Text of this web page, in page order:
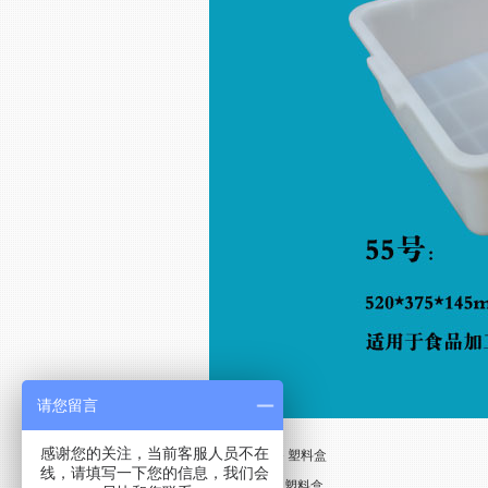
上一条：7.5KG 塑料盒
请您留言
感谢您的关注，当前客服人员不在
线，请填写一下您的信息，我们会